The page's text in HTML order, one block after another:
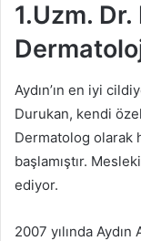
1.Uzm.
Aydın’ın en iyi
Durukan, kendi
Dermatolog olarak
başlamıştır.
ediyor.
2007 yılında